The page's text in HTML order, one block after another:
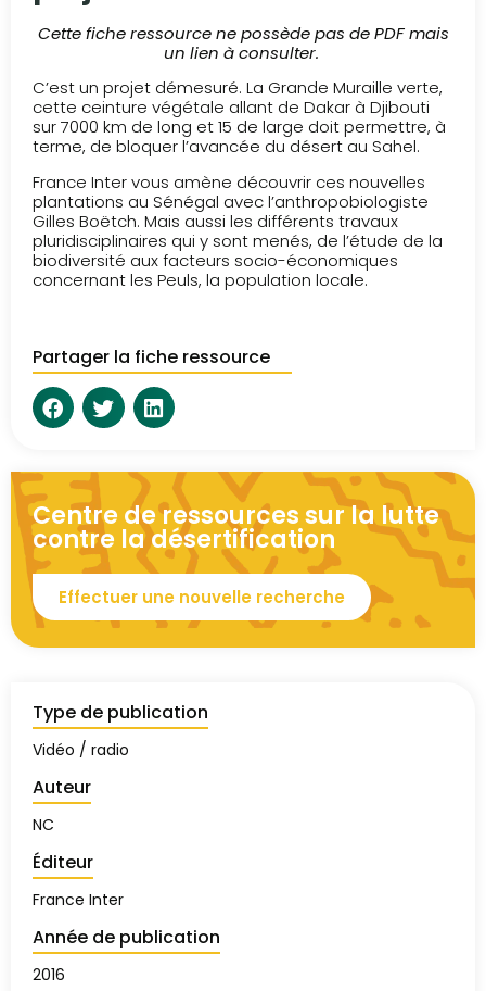
Cette fiche ressource ne possède pas de PDF mais
un lien à consulter.
C’est un projet démesuré. La Grande Muraille verte,
cette ceinture végétale allant de Dakar à Djibouti
sur 7000 km de long et 15 de large doit permettre, à
terme, de bloquer l’avancée du désert au Sahel.
France Inter vous amène découvrir ces nouvelles
plantations au Sénégal avec l’anthropobiologiste
Gilles Boëtch. Mais aussi les différents travaux
pluridisciplinaires qui y sont menés, de l’étude de la
biodiversité aux facteurs socio-économiques
concernant les Peuls, la population locale.
Partager la fiche ressource
Centre de ressources sur la lutte
contre la désertification
Effectuer une nouvelle recherche
Type de publication
Vidéo / radio
Auteur
NC
Éditeur
France Inter
Année de publication
2016